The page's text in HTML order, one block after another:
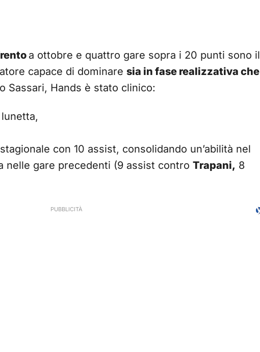
a ottobre e quattro gare sopra i 20 punti sono il
capace di dominare sia in fase realizzativa che
Sassari, Hands è stato clinico:
con 10 assist, consolidando un’abilità nel
nelle gare precedenti (9 assist contro Trapani, 8